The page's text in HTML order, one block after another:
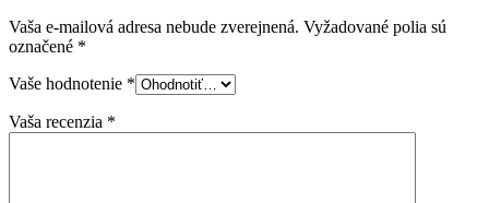
Vaša e-mailová adresa nebude zverejnená. Vyžadované polia sú
označené *
Vaše hodnotenie *
Vaša recenzia *